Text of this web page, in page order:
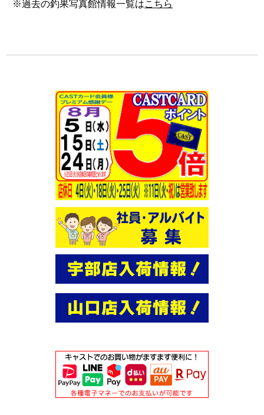
※過去の釣果写真館情報一覧はこちら